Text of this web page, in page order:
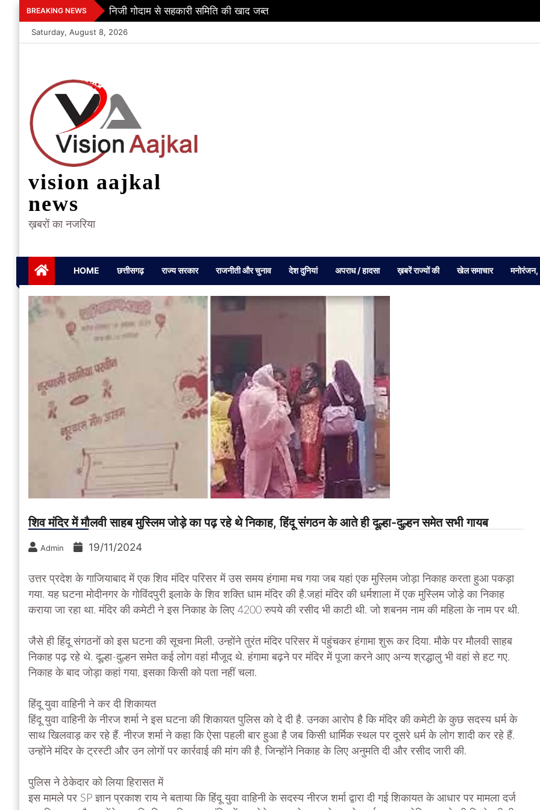
Skip
to
content
BREAKING NEWS निजी गोदाम से सहकारी समिति की खाद जब्त
Saturday, August 8, 2026
vision aajkal
news
ख़बरों का नजरिया
HOME छत्तीसगढ़ राज्य सरकार राजनीती और चुनाव देश दुनियां अपराध / हादसा ख़बरें राज्यों की खेल समाचार
शिव मंदिर में मौलवी साहब मुस्लिम जोड़े का पढ़ रहे थे निकाह, हिंदू संगठन के आते ही दूल्हा-दुल्हन समेत सभी गायब
Admin 19/11/2024
उत्तर प्रदेश के गाजियाबाद में एक शिव मंदिर परिसर में उस समय हंगामा मच गया जब यहां एक मुस्लिम जोड़ा निकाह करता हुआ पकड़ा
गया. यह घटना मोदीनगर के गोविंदपुरी इलाके के शिव शक्ति धाम मंदिर की है.जहां मंदिर की धर्मशाला में एक मुस्लिम जोड़े का निकाह
कराया जा रहा था. मंदिर की कमेटी ने इस निकाह के लिए 4200 रुपये की रसीद भी काटी थी. जो शबनम नाम की महिला के नाम पर थी.
जैसे ही हिंदू संगठनों को इस घटना की सूचना मिली, उन्होंने तुरंत मंदिर परिसर में पहुंचकर हंगामा शुरू कर दिया. मौके पर मौलवी साहब
निकाह पढ़ रहे थे. दूल्हा-दुल्हन समेत कई लोग वहां मौजूद थे. हंगामा बढ़ने पर मंदिर में पूजा करने आए अन्य श्रद्धालु भी वहां से हट गए.
निकाह के बाद जोड़ा कहां गया, इसका किसी को पता नहीं चला.
हिंदू युवा वाहिनी ने कर दी शिकायत
हिंदू युवा वाहिनी के नीरज शर्मा ने इस घटना की शिकायत पुलिस को दे दी है. उनका आरोप है कि मंदिर की कमेटी के कुछ सदस्य धर्म के
साथ खिलवाड़ कर रहे हैं. नीरज शर्मा ने कहा कि ऐसा पहली बार हुआ है जब किसी धार्मिक स्थल पर दूसरे धर्म के लोग शादी कर रहे हैं.
उन्होंने मंदिर के ट्रस्टी और उन लोगों पर कार्रवाई की मांग की है, जिन्होंने निकाह के लिए अनुमति दी और रसीद जारी की.
पुलिस ने ठेकेदार को लिया हिरासत में
इस मामले पर SP ज्ञान प्रकाश राय ने बताया कि हिंदू युवा वाहिनी के सदस्य नीरज शर्मा द्वारा दी गई शिकायत के आधार पर मामला दर्ज